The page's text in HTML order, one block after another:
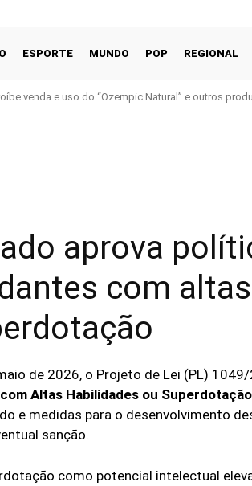
ESPORTE MUNDO POP REGIONAL
venda e uso do “Ozempic Natural” e outros
aprova
com altas
de 2026, o Projeto de Lei (PL)
Altas Habilidades ou Superdotação
e medidas para o desenvolvimento
sanção.
como potencial intelectual